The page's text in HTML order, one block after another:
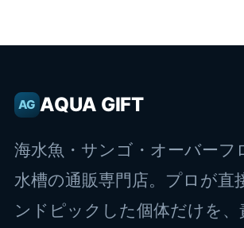
Y!Yahoo!店
AG AQUA GIFT
海水魚・サンゴ・オーバーフ
水槽の通販専門店。プロが直
ンドピックした個体だけを、